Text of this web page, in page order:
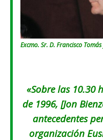
Excmo. Sr. D. Francisco
«Sobre las 10.30
de 1996, [Jon
antecedentes
organización